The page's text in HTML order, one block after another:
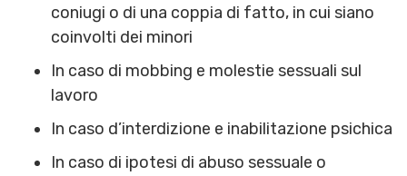
coniugi o di una coppia di fatto, in cui siano
coinvolti dei minori
In caso di mobbing e molestie sessuali sul
lavoro
In caso d’interdizione e inabilitazione psichica
In caso di ipotesi di abuso sessuale o